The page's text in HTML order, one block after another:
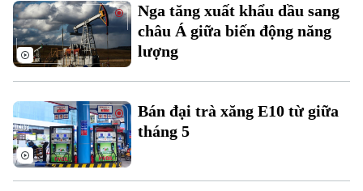
Nga tăng xuất khẩu dầu sang
châu Á giữa biến động năng
lượng
Bán đại trà xăng E10 từ giữa
tháng 5